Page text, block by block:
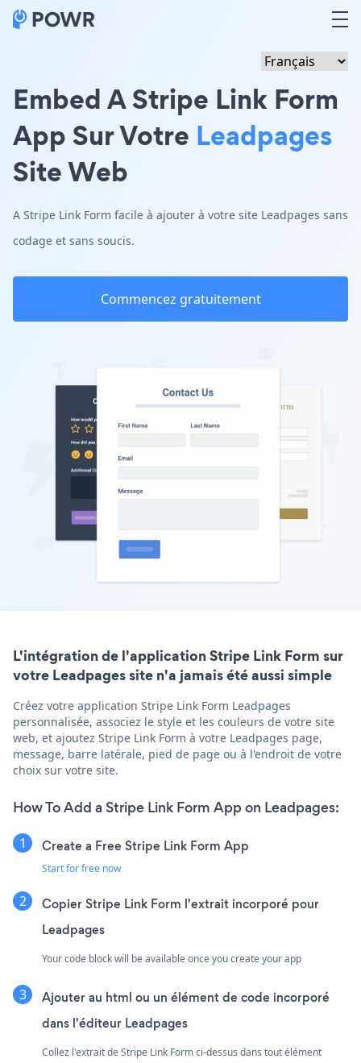
Embed A Stripe Link Form
App Sur Votre Leadpages
Site Web
A Stripe Link Form facile à ajouter à votre site Leadpages sans
codage et sans soucis.
Commencez gratuitement
L'intégration de l'application Stripe Link Form sur
votre Leadpages site n'a jamais été aussi simple
Créez votre application Stripe Link Form Leadpages
personnalisée, associez le style et les couleurs de votre site
web, et ajoutez Stripe Link Form à votre Leadpages page,
message, barre latérale, pied de page ou à l'endroit de votre
choix sur votre site.
How To Add a Stripe Link Form App on Leadpages:
Create a Free Stripe Link Form App
Start for free now
Copier Stripe Link Form l'extrait incorporé pour
Leadpages
Your code block will be available once you create your app
Ajouter au html ou un élément de code incorporé
dans l'éditeur Leadpages
Collez l'extrait de Stripe Link Form ci-dessus dans tout élément